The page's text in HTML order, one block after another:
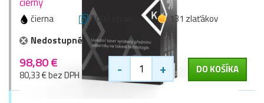
čierna 5000 stran
131 zlaťákov
Nedostupné
98,80 €
80,33 € bez DPH - + DO KOŠÍKA